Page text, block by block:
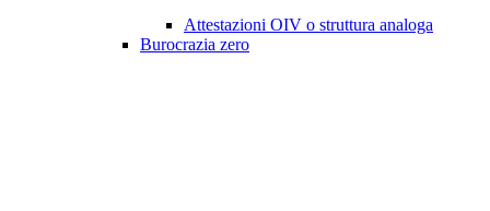
Attestazioni OIV o struttura analoga
Burocrazia zero